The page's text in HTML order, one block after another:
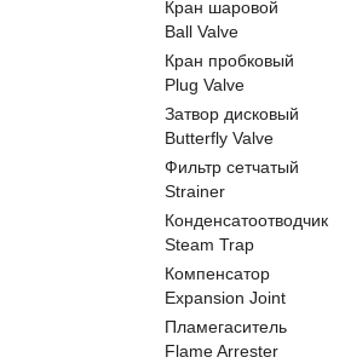
Кран шаровой
Ball Valve
Кран пробковый
Plug Valve
Затвор дисковый
Butterfly Valve
Фильтр сетчатый
Strainer
Конденсатоотводчик
Steam Trap
Компенсатор
Expansion Joint
Пламегаситель
Flame Arrester